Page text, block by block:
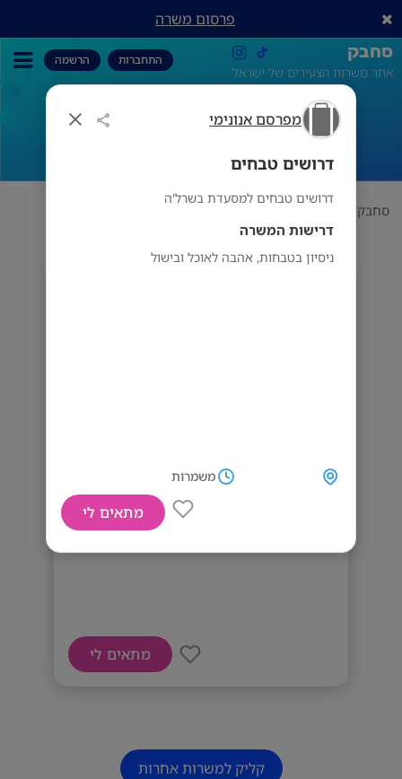
מפרסם אנונימי
דרושים טבחים
דרושים טבחים למסעדת בשרל'ה
דרישות המשרה
ניסיון בטבחות, אהבה לאוכל ובישול
משמרות
מתאים לי
פרסום משרה
סחבק
אתר משרות הצעירים של ישראל
התחברות הרשמה
דרושים טבחים
סחבק
מתאים לי
קליק למשרות אחרות